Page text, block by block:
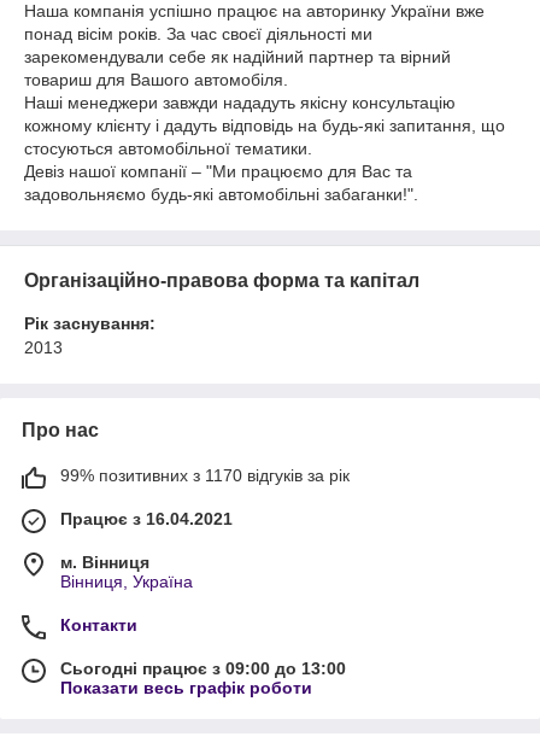
Наша компанія успішно працює на авторинку України вже
понад вісім років. За час своєї діяльності ми
зарекомендували себе як надійний партнер та вірний
товариш для Вашого автомобіля.
Наші менеджери завжди нададуть якісну консультацію
кожному клієнту і дадуть відповідь на будь-які запитання, що
стосуються автомобільної тематики.
Девіз нашої компанії – "Ми працюємо для Вас та
задовольняємо будь-які автомобільні забаганки!".
Організаційно-правова форма та капітал
Рік заснування:
2013
Про нас
99% позитивних з 1170 відгуків за рік
Працює з 16.04.2021
м. Вінниця
Вінниця, Україна
Контакти
Сьогодні працює з 09:00 до 13:00
Показати весь графік роботи